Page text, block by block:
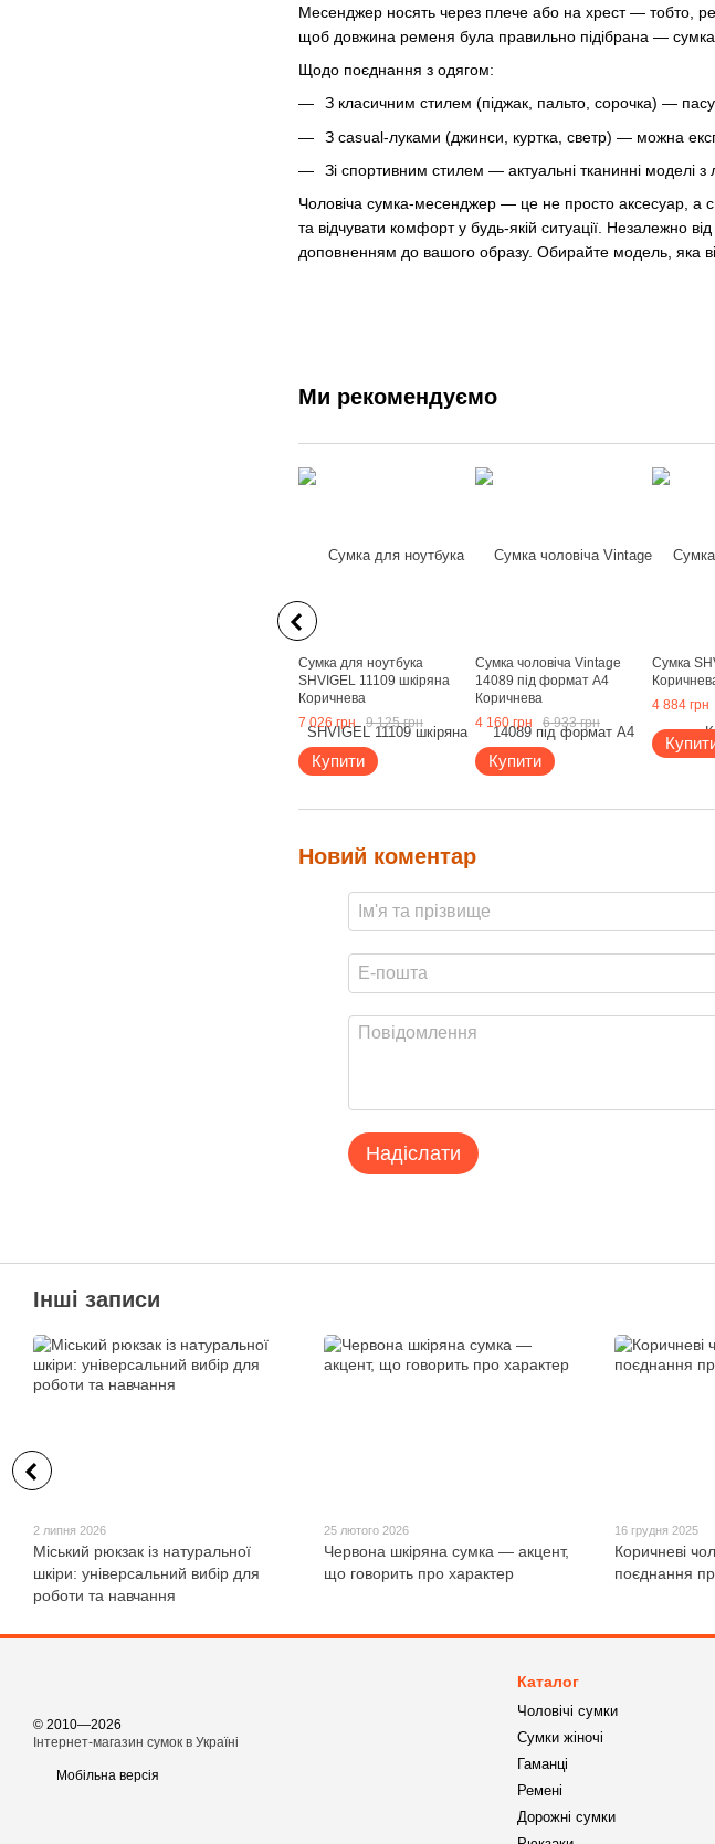
Месенджер носять через плече або на хрест — тобто,
щоб довжина ременя була правильно підібрана —
Щодо поєднання з одягом:
З класичним стилем (піджак, пальто, сорочка) —
З casual-луками (джинси, куртка, светр) — можна
Зі спортивним стилем — актуальні тканинні моделі
Чоловіча сумка-месенджер — це не просто аксесуар, а
та відчувати комфорт у будь-якій ситуації. Незалежно
доповненням до вашого образу. Обирайте модель, яка
Ми рекомендуємо
Сумка для ноутбука
SHVIGEL 11109 шкіряна
Коричнева
7 026 грн
9 125 грн
Купити
Сумка чоловіча Vintage
14089 під формат А4
Коричнева
4 160 грн
6 933 грн
Купити
Сумка
4 884 грн
Новий коментар
Надіслати
Інші записи
2 липня 2026
Міський рюкзак із натуральної
шкіри: універсальний вибір для
роботи та навчання
25 лютого 2026
Червона шкіряна сумка — акцент,
що говорить про характер
16 грудня 2025
Коричневі
поєднання
© 2010—2026
Інтернет-магазин сумок в Україні
Мобільна версія
Каталог
Чоловічі сумки
Сумки жіночі
Гаманці
Ремені
Дорожні сумки